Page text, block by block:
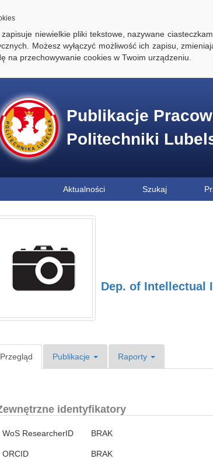
niewielkie pliki tekstowe, nazywane
Możesz wyłączyć możliwość ich zapisu,
na przechowywanie cookies w Twoim urządzeniu.
Publikacje
Politechniki
Aktualności Szukaj
Dep. of Intellectual
Przegląd Publikacje Raporty
identyfikatory
WoS ResearcherID BRAK
ORCID BRAK